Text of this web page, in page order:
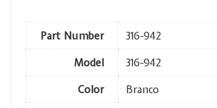
Part Number
316-942
Model
316-942
Color
Branco